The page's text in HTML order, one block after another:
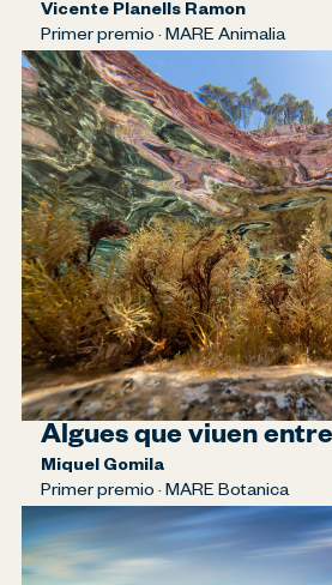
Vicente Planells Ramon
Primer premio · MARE Animalia
Algues que viuen
Miquel Gomila
Primer premio · MARE Botanica